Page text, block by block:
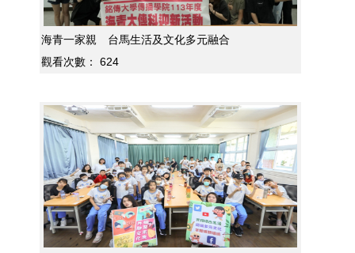
海青一家親 台馬生活及文化多元融合
觀看次數：
624